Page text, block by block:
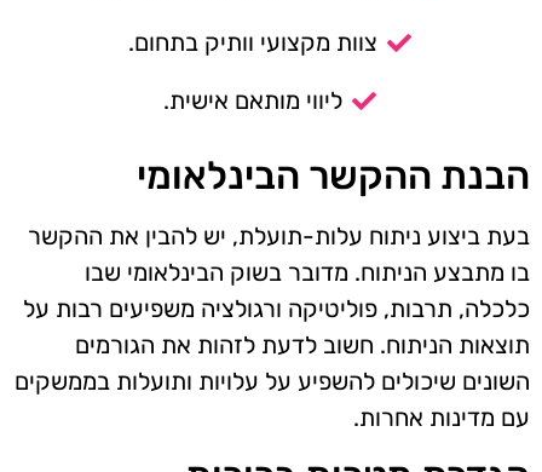
צוות מקצועי וותיק בתחום.
ליווי מותאם אישית.
הבנת ההקשר הבינלאומי
בעת ביצוע ניתוח עלות-תועלת, יש להבין את ההקשר
בו מתבצע הניתוח. מדובר בשוק הבינלאומי שבו
כלכלה, תרבות, פוליטיקה ורגולציה משפיעים רבות על
תוצאות הניתוח. חשוב לדעת לזהות את הגורמים
השונים שיכולים להשפיע על עלויות ותועלות בממשקים
עם מדינות אחרות.